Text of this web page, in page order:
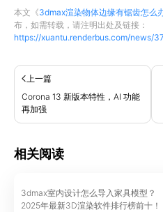
本文《3dmax渲染物体边缘有锯齿怎么
布，如需转载，请注明出处及链接：
https://xuantu.renderbus.com/news/
上一篇
Corona 13 新版本特性，AI 功能
再加强
相关阅读
3dmax室内设计怎么导入家具模型？
2025年最新3D渲染软件排行榜前十！